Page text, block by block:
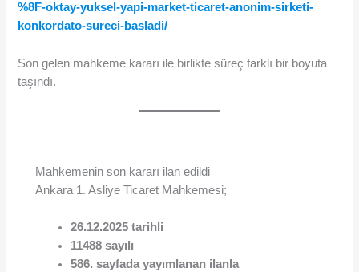
%8F-oktay-yuksel-yapi-market-ticaret-anonim-sirketi-
konkordato-sureci-basladi/
Son gelen mahkeme kararı ile birlikte süreç farklı bir boyuta
taşındı.
Mahkemenin son kararı ilan edildi
Ankara 1. Asliye Ticaret Mahkemesi;
26.12.2025 tarihli
11488 sayılı
586. sayfada yayımlanan ilanla